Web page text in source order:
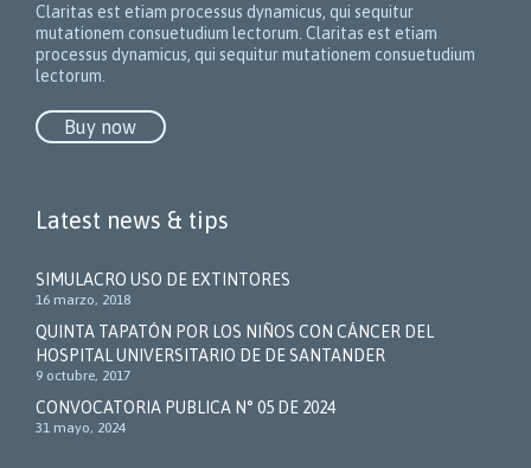
Claritas est etiam processus dynamicus, qui sequitur
mutationem consuetudium lectorum. Claritas est etiam
processus dynamicus, qui sequitur mutationem consuetudium
lectorum.
Buy now
Latest news & tips
SIMULACRO USO DE EXTINTORES
16 marzo, 2018
QUINTA TAPATÓN POR LOS NIÑOS CON CÁNCER DEL
HOSPITAL UNIVERSITARIO DE DE SANTANDER
9 octubre, 2017
CONVOCATORIA PUBLICA N° 05 DE 2024
31 mayo, 2024